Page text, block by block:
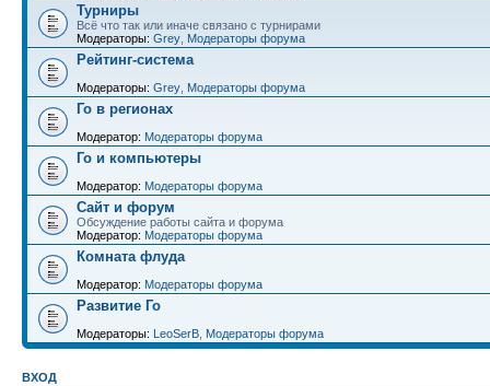
Турниры
Всё что так или иначе связано с турнирами
Модераторы: Grey Модераторы форума
Рейтинг-система
Модераторы: Grey Модераторы форума
Го в регионах
Модератор: Модераторы форума
Го и компьютеры
Модератор: Модераторы форума
Сайт и форум
Обсуждение работы сайта и форума
Модератор: Модераторы форума
Комната флуда
Модератор: Модераторы форума
Развитие Го
Модераторы: LeoSerB Модераторы форума
ВХОД